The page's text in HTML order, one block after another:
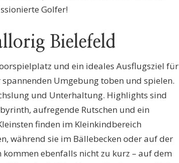
Golfer!
Bielefeld
und ein ideales Ausflugsziel für
Umgebung toben und spielen.
und Unterhaltung. Highlights sind
aufregende Rutschen und ein
finden im Kleinkindbereich
während sie im Bällebecken oder auf der
ebenfalls nicht zu kurz – auf dem